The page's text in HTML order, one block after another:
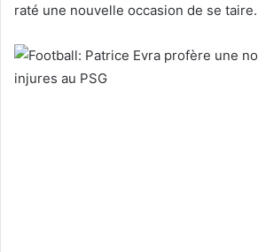
raté une nouvelle occasion de se taire.